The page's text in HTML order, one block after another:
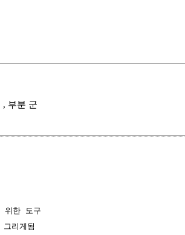
, 부분 군
위한 도구
그리게됨